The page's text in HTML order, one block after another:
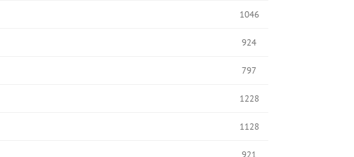
1046
924
797
1228
1128
921